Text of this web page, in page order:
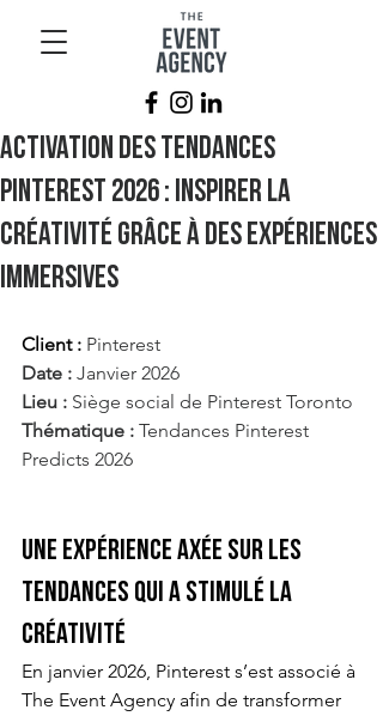
Activation des tendances
Pinterest 2026 : Inspirer la
créativité grâce à des expériences
immersives
Client : Pinterest
Date : Janvier 2026
Lieu : Siège social de Pinterest Toronto
Thématique : Tendances Pinterest
Predicts 2026
Une expérience axée sur les
tendances qui a stimulé la
créativité
En janvier 2026, Pinterest s’est associé à
The Event Agency afin de transformer